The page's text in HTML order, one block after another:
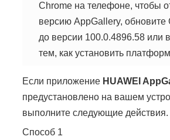
Chrome на телефоне, чтобы
версию AppGallery, обновите
до версии 100.0.4896.58 или
тем, как установить
Если приложение HUAWEI
предустановлено на вашем
выполните следующие действия.
Способ 1